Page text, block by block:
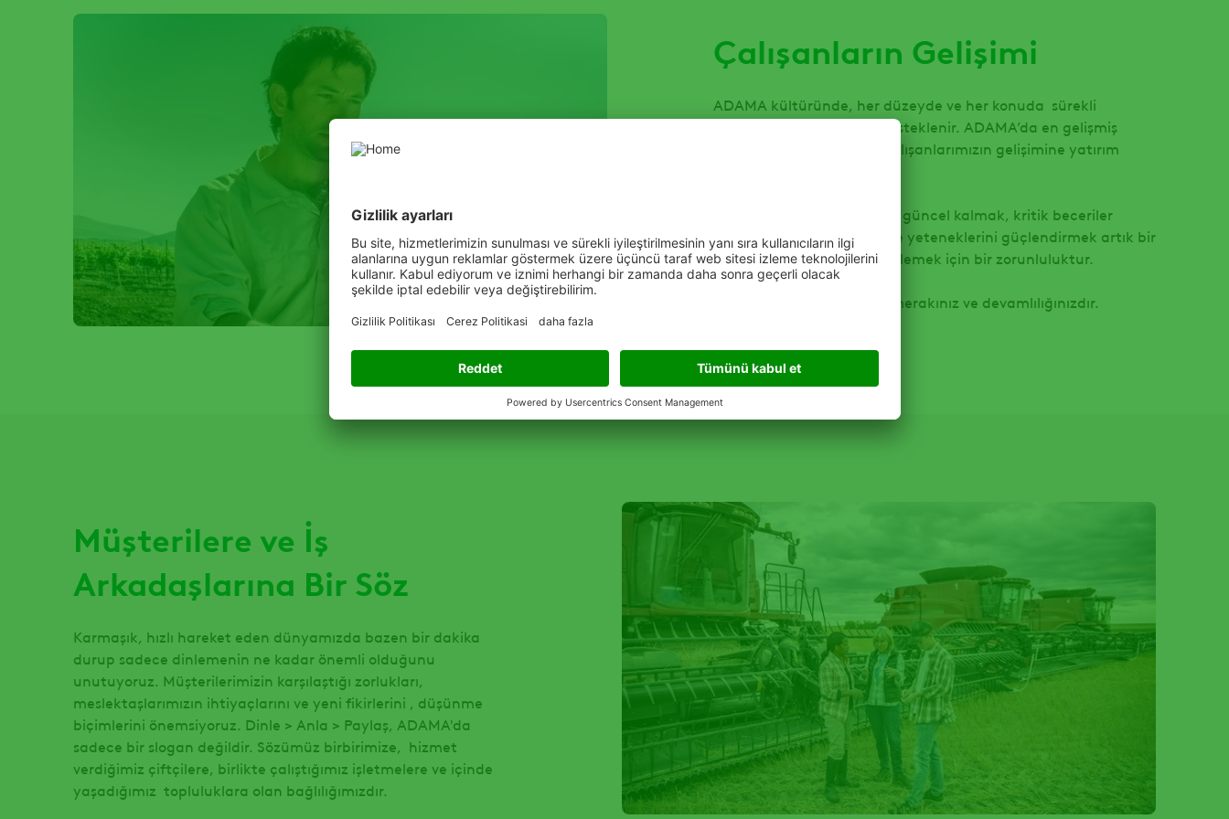
Çalışanların Gelişimi
ADAMA kültüründe, her düzeyde ve her konuda sürekli
öğrenme teşvik edilir ve desteklenir. ADAMA’da en gelişmiş
öğrenme teknolojileriyle çalışanlarımızın gelişimine yatırım
En son bilgiler ve trendlerle güncel kalmak, kritik beceriler
edinmek ve problem çözme yeteneklerini güçlendirmek artık bir
lüks değil, kariyerinizde ilerlemek için bir zorunluluktur.
ADAMA'da tek sınır kendi merakınız ve devamlılığınızdır.
Müşterilere ve İş
Arkadaşlarına Bir Söz
Karmaşık, hızlı hareket eden dünyamızda bazen bir dakika
durup sadece dinlemenin ne kadar önemli olduğunu
unutuyoruz. Müşterilerimizin karşılaştığı zorlukları,
meslektaşlarımızın ihtiyaçlarını ve yeni fikirlerini , düşünme
biçimlerini önemsiyoruz. Dinle > Anla > Paylaş, ADAMA'da
sadece bir slogan değildir. Sözümüz birbirimize, hizmet
verdiğimiz çiftçilere, birlikte çalıştığımız işletmelere ve içinde
yaşadığımız topluluklara olan bağlılığımızdır.